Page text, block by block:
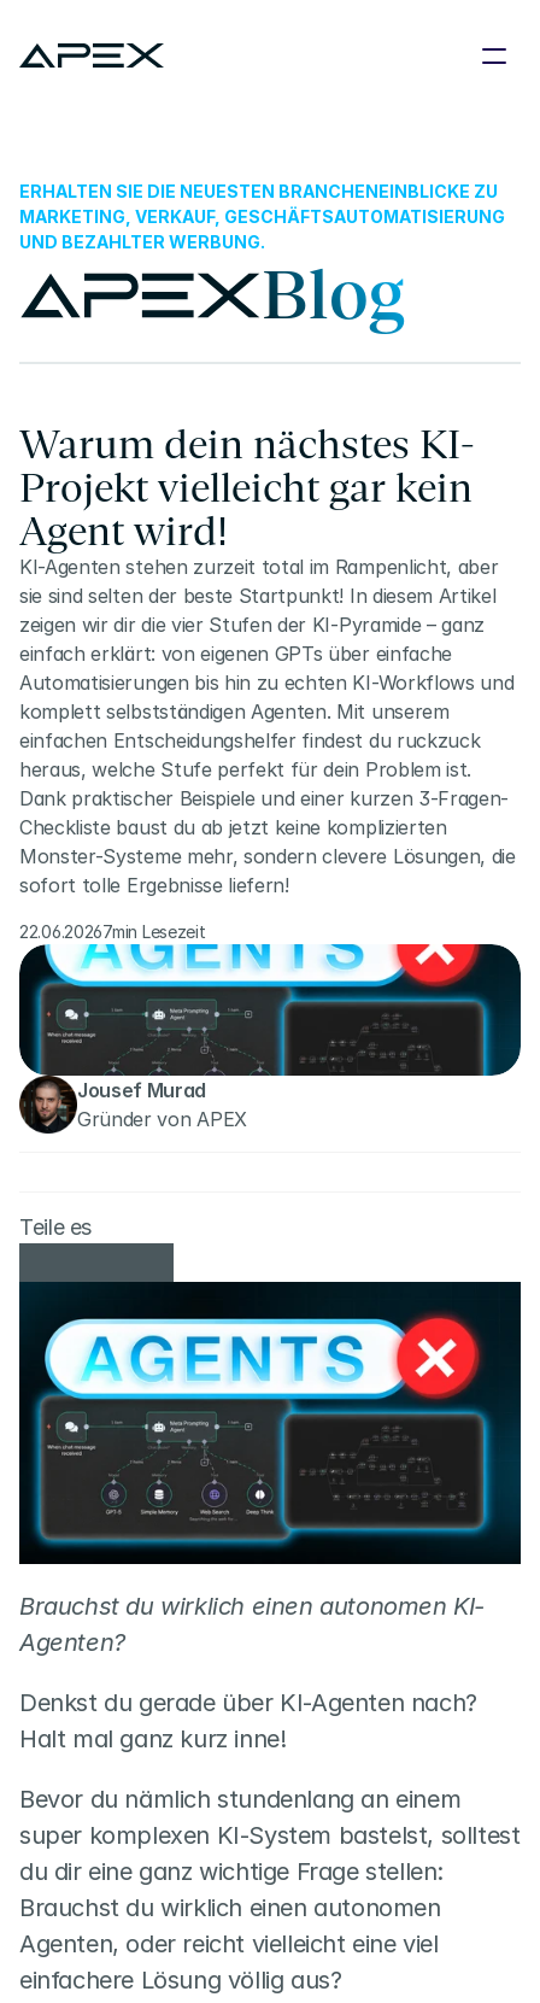
ERHALTEN SIE DIE NEUESTEN BRANCHENEINBLICKE ZU
MARKETING, VERKAUF, GESCHÄFTSAUTOMATISIERUNG
UND BEZAHLTER WERBUNG.
Blog
Warum dein nächstes KI-
Projekt vielleicht gar kein
Agent wird!
KI-Agenten stehen zurzeit total im Rampenlicht, aber
sie sind selten der beste Startpunkt! In diesem Artikel
zeigen wir dir die vier Stufen der KI-Pyramide – ganz
einfach erklärt: von eigenen GPTs über einfache
Automatisierungen bis hin zu echten KI-Workflows und
komplett selbstständigen Agenten. Mit unserem
einfachen Entscheidungshelfer findest du ruckzuck
heraus, welche Stufe perfekt für dein Problem ist.
Dank praktischer Beispiele und einer kurzen 3-Fragen-
Checkliste baust du ab jetzt keine komplizierten
Monster-Systeme mehr, sondern clevere Lösungen, die
sofort tolle Ergebnisse liefern!
22.06.20267min Lesezeit
Jousef Murad
Gründer von APEX
Teile es
Brauchst du wirklich einen autonomen KI-
Agenten?
Denkst du gerade über KI-Agenten nach?
Halt mal ganz kurz inne!
Bevor du nämlich stundenlang an einem
super komplexen KI-System bastelst, solltest
du dir eine ganz wichtige Frage stellen:
Brauchst du wirklich einen autonomen
Agenten, oder reicht vielleicht eine viel
einfachere Lösung völlig aus?